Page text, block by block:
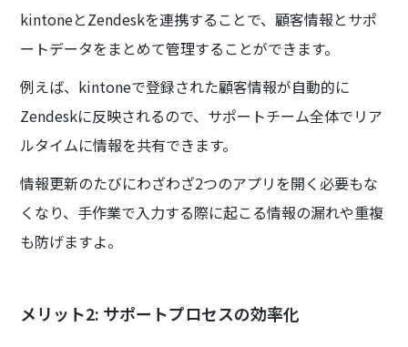
kintoneとZendeskを連携することで、顧客情報とサポ
ートデータをまとめて管理することができます。
例えば、kintoneで登録された顧客情報が自動的に
Zendeskに反映されるので、サポートチーム全体でリア
ルタイムに情報を共有できます。
情報更新のたびにわざわざ2つのアプリを開く必要もな
くなり、手作業で入力する際に起こる情報の漏れや重複
も防げますよ。
メリット2: サポートプロセスの効率化